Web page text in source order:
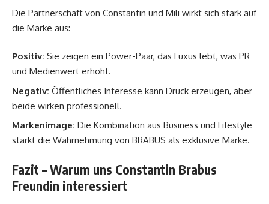
Die Partnerschaft von Constantin und Mili wirkt sich stark auf
die Marke aus:
Positiv: Sie zeigen ein Power-Paar, das Luxus lebt, was PR
und Medienwert erhöht.
Negativ: Öffentliches Interesse kann Druck erzeugen, aber
beide wirken professionell.
Markenimage: Die Kombination aus Business und Lifestyle
stärkt die Wahrnehmung von BRABUS als exklusive Marke.
Fazit – Warum uns Constantin Brabus
Freundin interessiert